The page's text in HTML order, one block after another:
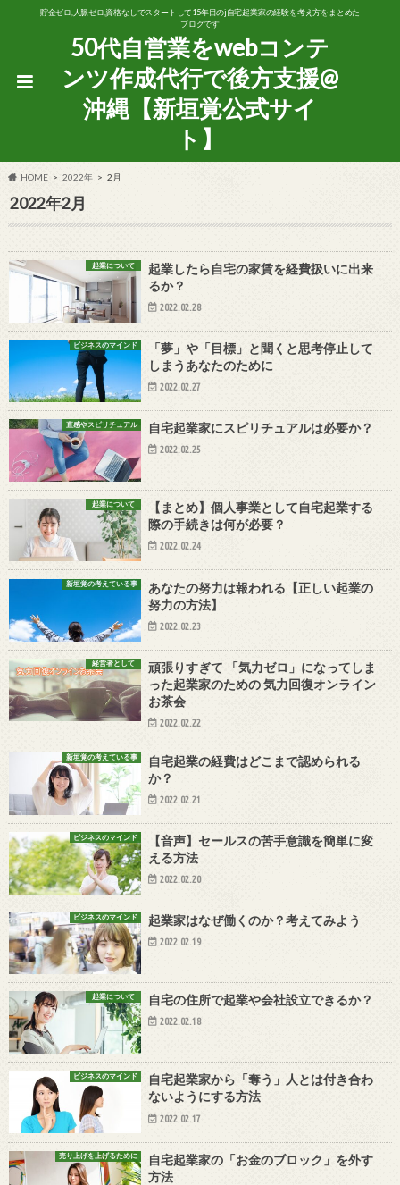
貯金ゼロ,人脈ゼロ,資格なしでスタートして15年目のj自宅起業家の経験を考え方をまとめた
ブログです
50代自営業をwebコンテ
ンツ作成代行で後方支援@
沖縄【新垣覚公式サイ
ト】
HOME 2022年 2月
2022年2月
起業について
起業したら自宅の家賃を経費扱いに出来
るか？
2022.02.28
ビジネスのマインド
「夢」や「目標」と聞くと思考停止して
しまうあなたのために
2022.02.27
直感やスピリチュアル 自宅起業家にスピリチュアルは必要か？
2022.02.25
起業について
【まとめ】個人事業として自宅起業する
際の手続きは何が必要？
2022.02.24
新垣覚の考えている事
あなたの努力は報われる【正しい起業の
努力の方法】
2022.02.23
経営者として
頑張りすぎて 「気力ゼロ」になってしま
った起業家のための 気力回復オンライン
お茶会
2022.02.22
新垣覚の考えている事
自宅起業の経費はどこまで認められる
か？
2022.02.21
ビジネスのマインド
【音声】セールスの苦手意識を簡単に変
える方法
2022.02.20
ビジネスのマインド 起業家はなぜ働くのか？考えてみよう
2022.02.19
起業について 自宅の住所で起業や会社設立できるか？
2022.02.18
ビジネスのマインド
自宅起業家から「奪う」人とは付き合わ
ないようにする方法
2022.02.17
売り上げを上げるために
自宅起業家の「お金のブロック」を外す
方法